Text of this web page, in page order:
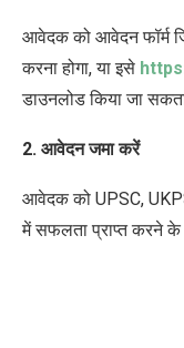
आवेदक को आवेदन फॉर्म
करना होगा, या इसे
डाउनलोड किया जा
2. आवेदन जमाकरें
आवेदक को UPSC,
में सफलता प्राप्त करने के